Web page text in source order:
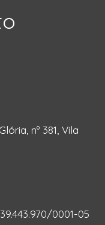
nº 381, Vila
0001-05